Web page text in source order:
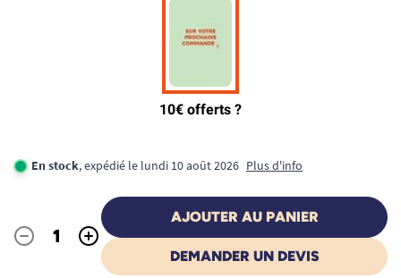
En stock, expédié le lundi 10 août 2026 Plus d'info
Quantité
- +
AJOUTER AU PANIER
DEMANDER UN DEVIS